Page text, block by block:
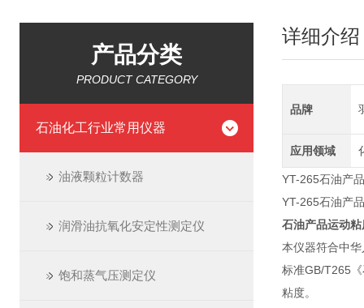
产品分类
PRODUCT CATEGORY
石油化工行业常用仪器
油液颗粒计数器
润滑油抗氧化安定性测定仪
饱和蒸气压测定仪
详细介绍
品牌
应用领域
YT-265石油产
YT-265石油产
石油产品运动
本仪器符合中
标准GB/T265
粘度。